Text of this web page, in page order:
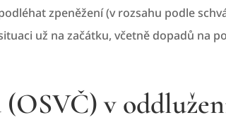
zpeněžení (v rozsahu podle
už na začátku, včetně dopadů na
v